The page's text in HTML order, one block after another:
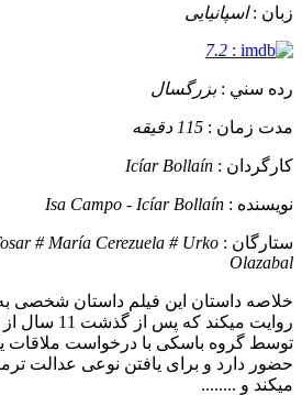
زبان :اسپانیایی
:
7.2
رده سني :بزرگسال
مدت زمان : 115 دقیقه
کارگردان : Icíar Bollaín
نويسنده : Isa Campo - Icíar Bollaín
ستارگان : # María Cerezuela # Urko
Olazabal
خلاصه داستان این فیلم داستان شخصی به
روایت میکند
توسط گروه باسکی با درخواست ملاقات
حضور دارد و برای یافتن نوعی عدالت
میکند و ........